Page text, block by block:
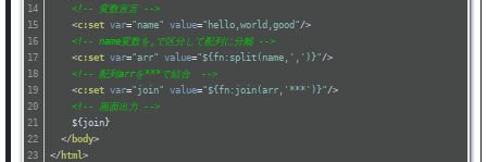
<!-- 変数宣言 -->
<c:set var="name" value="hello,world,good" />
<!-- name変数を,で区分して配列に分離 -->
<c:set var="arr" value="${fn:split(name,',')}" />
<!-- 配列arrを***で結合  -->
<c:set var="join" value="${fn:join(arr,'***')}" />
<!-- 画面出力 -->
    ${join}
</ body>
</ html >